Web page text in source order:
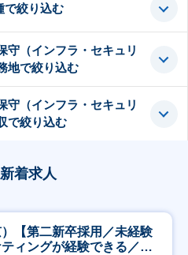
で絞り込む
守（インフラ・セキュリ
地で絞り込む
守（インフラ・セキュリ
で絞り込む
新着求人
【第二新卒採用／未経験
ィングが経験できる／研